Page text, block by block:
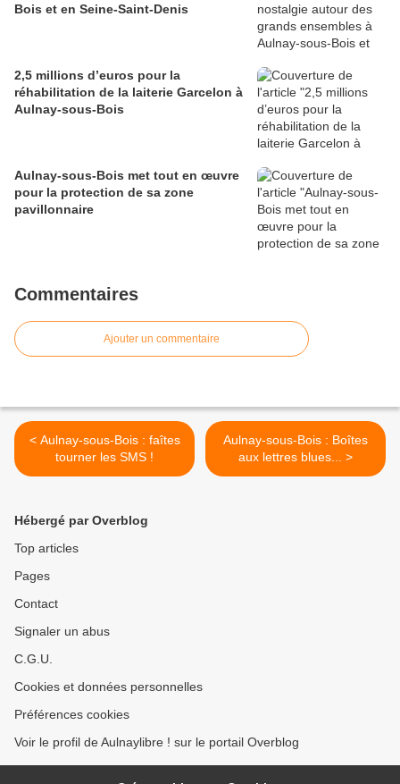
Bois et en Seine-Saint-Denis
2,5 millions d’euros pour la
réhabilitation de la laiterie Garcelon à
Aulnay-sous-Bois
Aulnay-sous-Bois met tout en œuvre
pour la protection de sa zone
pavillonnaire
Commentaires
Ajouter un commentaire
< Aulnay-sous-Bois : faîtes
tourner les SMS !
Aulnay-sous-Bois : Boîtes
aux lettres blues... >
Hébergé par Overblog
Top articles
Pages
Contact
Signaler un abus
C.G.U.
Cookies et données personnelles
Préférences cookies
Voir le profil de Aulnaylibre ! sur le portail Overblog